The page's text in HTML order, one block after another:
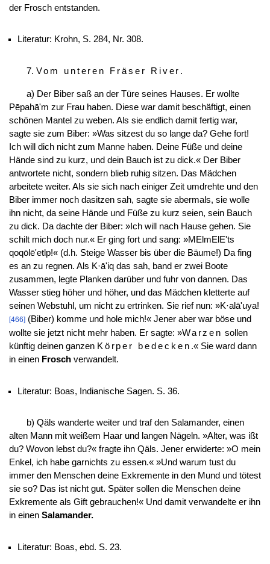
der Frosch entstanden.
Literatur: Krohn, S. 284, Nr. 308.
7. Vom unteren Fräser River .
a) Der Biber saß an der Türe seines Hauses. Er wollte
Pēpahā'm zur Frau haben. Diese war damit beschäftigt, einen
schönen Mantel zu weben. Als sie endlich damit fertig war,
sagte sie zum Biber: »Was sitzest du so lange da? Gehe fort!
Ich will dich nicht zum Manne haben. Deine Füße und deine
Hände sind zu kurz, und dein Bauch ist zu dick.« Der Biber
antwortete nicht, sondern blieb ruhig sitzen. Das Mädchen
arbeitete weiter. Als sie sich nach einiger Zeit umdrehte und den
Biber immer noch dasitzen sah, sagte sie abermals, sie wolle
ihn nicht, da seine Hände und Füße zu kurz seien, sein Bauch
zu dick. Da dachte der Biber: »Ich will nach Hause gehen. Sie
schilt mich doch nur.« Er ging fort und sang: »MElmElE'ts
qoqōlē'etlp!« (d.h. Steige Wasser bis über die Bäume!) Da fing
es an zu regnen. Als K·ā'iq das sah, band er zwei Boote
zusammen, legte Planken darüber und fuhr von dannen. Das
Wasser stieg höher und höher, und das Mädchen kletterte auf
seinen Webstuhl, um nicht zu ertrinken. Sie rief nun: »K·alā'uya!
[466](Biber) komme und hole mich!« Jener aber war böse und
wollte sie jetzt nicht mehr haben. Er sagte: »Warzen sollen
künftig deinen ganzen Körper bedecken .« Sie ward dann
in einen Froschverwandelt.
Literatur: Boas, Indianische Sagen. S. 36.
b) Qäls wanderte weiter und traf den Salamander, einen
alten Mann mit weißem Haar und langen Nägeln. »Alter, was ißt
du? Wovon lebst du?« fragte ihn Qäls. Jener erwiderte: »O mein
Enkel, ich habe garnichts zu essen.« »Und warum tust du
immer den Menschen deine Exkremente in den Mund und tötest
sie so? Das ist nicht gut. Später sollen die Menschen deine
Exkremente als Gift gebrauchen!« Und damit verwandelte er ihn
in einenSalamander.
Literatur: Boas, ebd. S. 23.